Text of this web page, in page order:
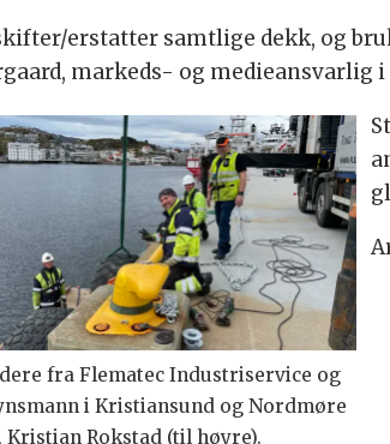
erstatter samtlige dekk, og
markeds- og medieansvarlig
fra Flematec Industriservice og
i Kristiansund og Nordmøre
Kristian Rokstad (til høyre).